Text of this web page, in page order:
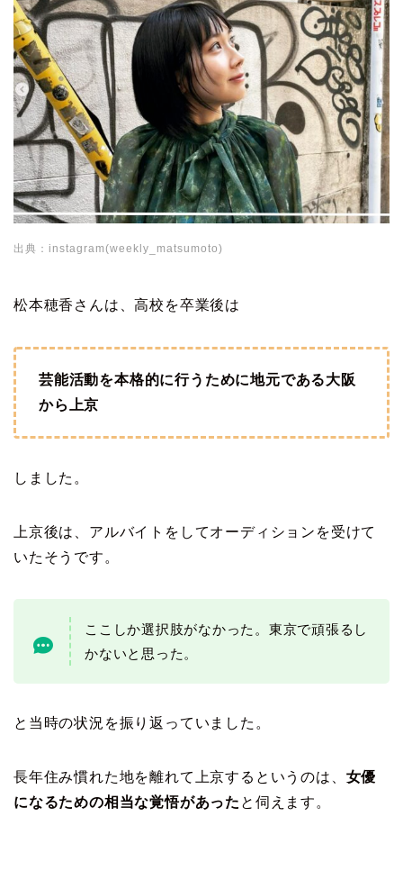
出典：instagram(weekly_matsumoto)
松本穂香さんは、高校を卒業後は
芸能活動を本格的に行うために地元である大阪
から上京
しました。
上京後は、アルバイトをしてオーディションを受けて
いたそうです。
ここしか選択肢がなかった。東京で頑張るし
かないと思った。
と当時の状況を振り返っていました。
長年住み慣れた地を離れて上京するというのは、 女優
になるための相当な覚悟があった と伺えます。